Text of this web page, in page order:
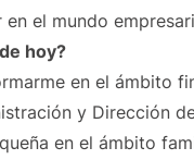
el mundo
hoy?
en el ámbito
y Dirección
en el ámbito